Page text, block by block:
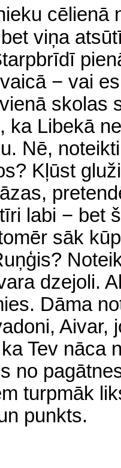
cēlienā
viņa
− vai
skolas
ka Libekā
Nē,
Kļūst
labi − bet
sāk
dzejoli.
Dāma
Aivar,
Tev nāca
no
turpmāk
punkts.